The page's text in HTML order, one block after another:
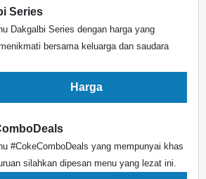
Series
Dakgalbi Series dengan harga yang
bersama keluarga dan saudara
Harga
#CokeComboDeals yang mempunyai khas
silahkan dipesan menu yang lezat ini.